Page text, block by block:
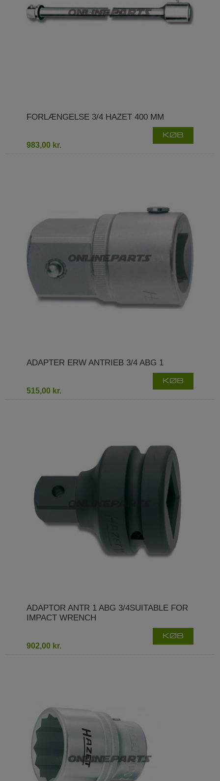
FORLÆNGELSE 3/4 HAZET 400 MM
983,00 kr.
KØB
ADAPTER ERW ANTRIEB 3/4 ABG 1
515,00 kr.
KØB
ADAPTOR ANTR 1 ABG 3/4SUITABLE FOR
IMPACT WRENCH
902,00 kr.
KØB